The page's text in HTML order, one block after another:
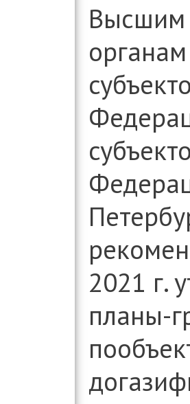
Высшим
2021 г.
планы-